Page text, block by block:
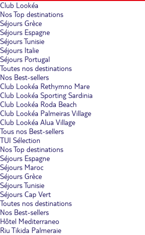
Club Lookéa
Nos Top destinations
Séjours Grèce
Séjours Espagne
Séjours Tunisie
Séjours Italie
Séjours Portugal
Toutes nos destinations
Nos Best-sellers
Club Lookéa Rethymno Mare
Club Lookéa Sporting Sardinia
Club Lookéa Roda Beach
Club Lookéa Palmeiras Village
Club Lookéa Alua Village
Tous nos Best-sellers
TUI Sélection
Nos Top destinations
Séjours Espagne
Séjours Maroc
Séjours Grèce
Séjours Tunisie
Séjours Cap Vert
Toutes nos destinations
Nos Best-sellers
Hôtel Mediterraneo
Riu Tikida Palmeraie